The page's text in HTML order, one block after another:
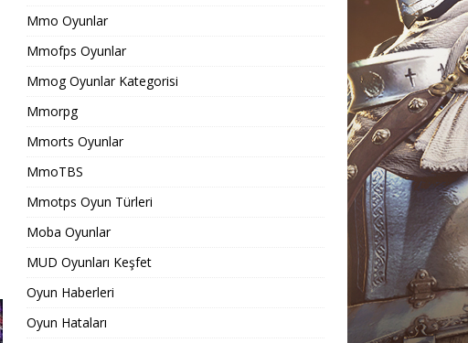
Mmo Oyunlar
Mmofps Oyunlar
Mmog Oyunlar Kategorisi
Mmorpg
Mmorts Oyunlar
MmoTBS
Mmotps Oyun Türleri
Moba Oyunlar
MUD Oyunları Keşfet
Oyun Haberleri
Oyun Hataları